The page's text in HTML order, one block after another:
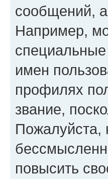
сообщений,
Например,
имен
профилях
звание,
Пожалуйста,
повысить